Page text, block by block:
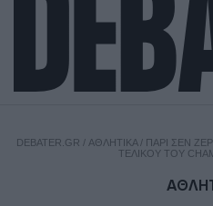
DEBATER.GR / ΑΘΛΗΤΙΚΑ/ ΠΑΡΊ ΣΕΝ
ΤΕΛΙΚΟΎ ΤΟΥ